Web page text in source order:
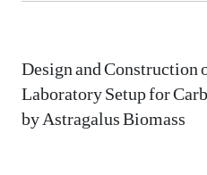
Design and Construction
Laboratory Setup for
by Astragalus Biomass